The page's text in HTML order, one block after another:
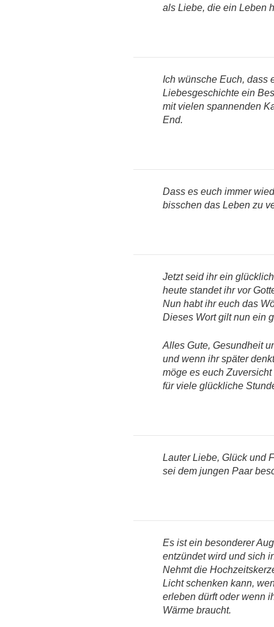
als Liebe, die ein Leben
Ich wünsche Euch, dass
Liebesgeschichte ein
mit vielen spannenden
End.
Dass es euch immer
bisschen das Leben zu
Jetzt seid ihr ein
heute standet ihr vor
Nun habt ihr euch das
Dieses Wort gilt nun ein
Alles Gute, Gesundheit
und wenn ihr später
möge es euch
für viele glückliche
Lauter Liebe, Glück und
sei dem jungen Paar
Es ist ein besonderer
entzündet wird und sich
Nehmt die
Licht schenken kann,
erleben dürft oder wenn
Wärme braucht.